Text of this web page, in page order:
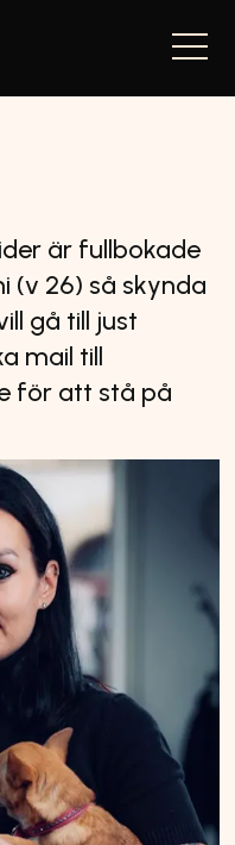
är fullbokade
(v 26) så skynda
gå till just
mail till
för att stå på